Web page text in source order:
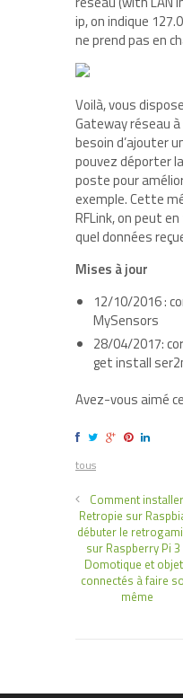
ip, on indique
ne prend pas en
Voilà, vous
Gateway réseau
besoin d’ajouter
pouvez déporter
poste pour
exemple. Cette
RFLink, on peut
quel données
Mises à jour
12/10/2016 :
MySensors
28/04/2017:
get install
Avez-vous aimé
tous
Comment installer
Retropie sur
débuter le
sur Raspberry Pi 3
Domotique et
connectés à faire
même